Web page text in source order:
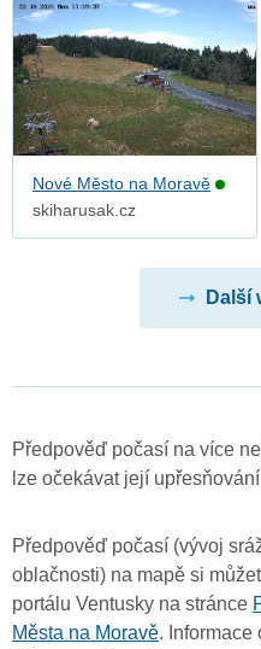
Nové Město na Moravě
skiharusak.cz
Další
Předpověď počasí na více
lze očekávat její
Předpověď počasí (vývoj
oblačnosti) na mapě si
portálu Ventusky na stránce
Města na Moravě. Informace